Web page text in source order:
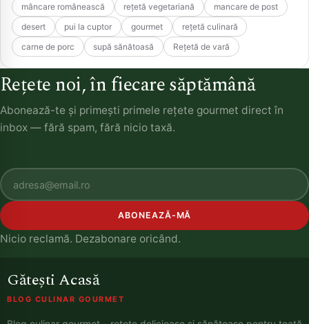
mâncare românească
rețetă vegetariană
mancare de post
desert
pui la cuptor gourmet
rețetă culinară
carne de porc
supă sănătoasă Rețetă de vară
Rețete noi, în fiecare săptămână
Abonează-te și primești primele rețete gourmet direct în
inbox — fără spam, fără nicio taxă.
ABONEAZĂ-MĂ
Nicio reclamă. Dezabonare oricând.
Gătești Acasă
BLOG CULINAR GOURMET